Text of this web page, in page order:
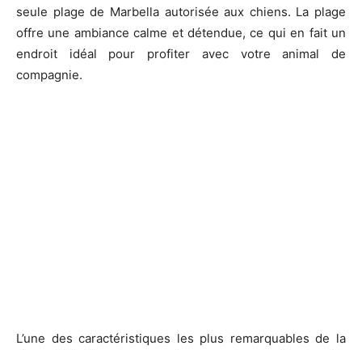
seule plage de Marbella autorisée aux chiens. La plage
offre une ambiance calme et détendue, ce qui en fait un
endroit idéal pour profiter avec votre animal de
compagnie.
L’une des caractéristiques les plus remarquables de la